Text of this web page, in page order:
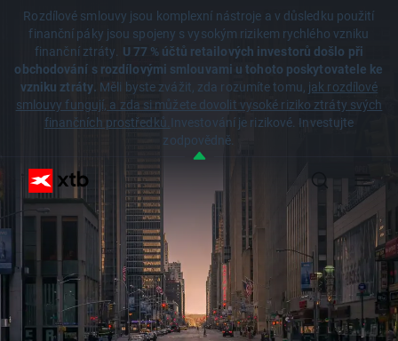
Rozdílové smlouvy jsou komplexní nástroje a v důsledku použití
finanční páky jsou spojeny s vysokým rizikem rychlého vzniku
finanční ztráty. U 77 % účtů retailových investorů došlo při
obchodování s rozdílovými smlouvami u tohoto poskytovatele ke
vzniku ztráty. Měli byste zvážit, zda rozumíte tomu, jak rozdílové
smlouvy fungují, a zda si můžete dovolit vysoké riziko ztráty svých
finančních prostředků.Investování je rizikové. Investujte
zodpovědně.